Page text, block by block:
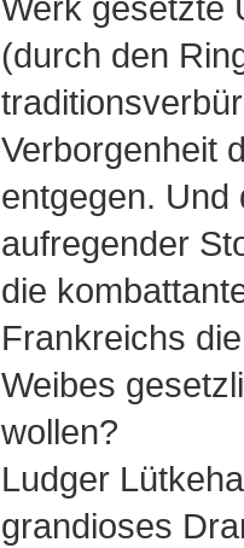
(durch den
Verborgenheit
entgegen. Und
aufregender
die
Frankreichs
Weibes
wollen?
Ludger
grandioses